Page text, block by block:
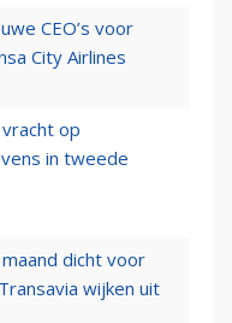
CEO’s voor
City Airlines
op
in tweede
dicht voor
wijken uit